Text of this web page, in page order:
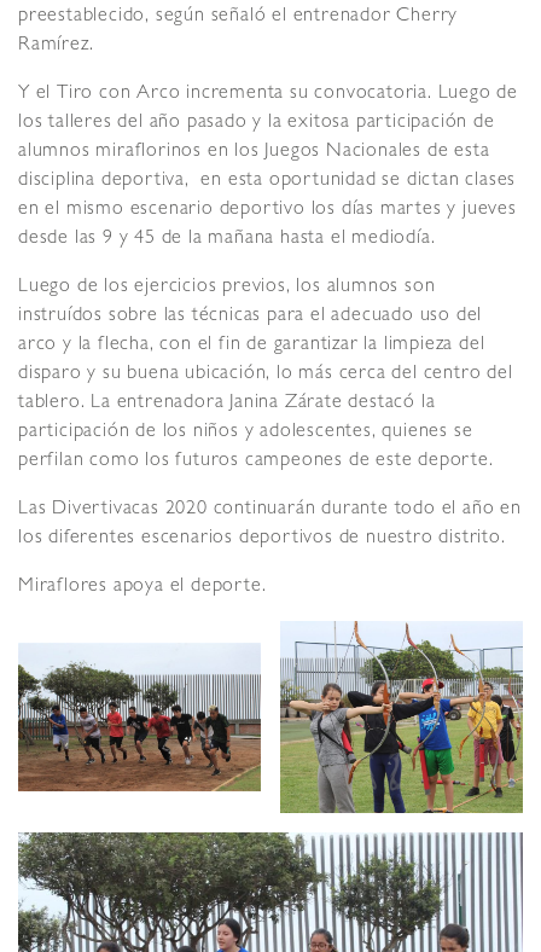
preestablecido, según señaló el entrenador Cherry
Ramírez.
Y el Tiro con Arco incrementa su convocatoria. Luego de
los talleres del año pasado y la exitosa participación de
alumnos miraflorinos en los Juegos Nacionales de esta
disciplina deportiva, en esta oportunidad se dictan clases
en el mismo escenario deportivo los días martes y jueves
desde las 9 y 45 de la mañana hasta el mediodía.
Luego de los ejercicios previos, los alumnos son
instruídos sobre las técnicas para el adecuado uso del
arco y la flecha, con el fin de garantizar la limpieza del
disparo y su buena ubicación, lo más cerca del centro del
tablero. La entrenadora Janina Zárate destacó la
participación de los niños y adolescentes, quienes se
perfilan como los futuros campeones de este deporte.
Las Divertivacas 2020 continuarán durante todo el año en
los diferentes escenarios deportivos de nuestro distrito.
Miraflores apoya el deporte.